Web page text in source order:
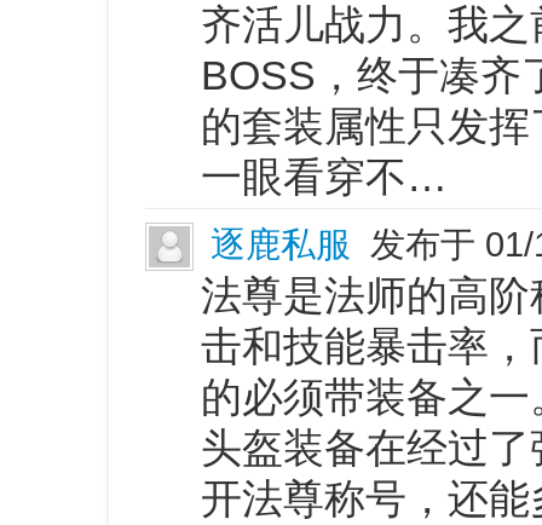
齐活儿战力。我
BOSS，终于凑齐
的套装属性只发
一眼看穿不…
逐鹿私服 发布于
法尊是法师的高
击和技能暴击率
的必须带装备之
头盔装备在经过
开法尊称号，还